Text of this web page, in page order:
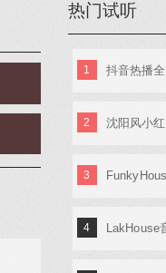
热门试听
1
2
3
4